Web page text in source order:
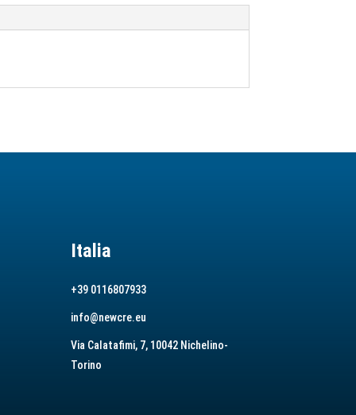
Italia
+39 0116807933
info@newcre.eu
Via Calatafimi, 7, 10042 Nichelino-
Torino